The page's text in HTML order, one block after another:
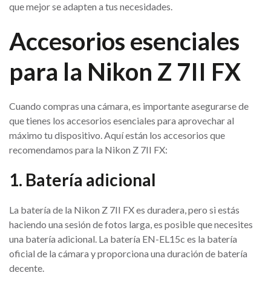
que mejor se adapten a tus necesidades.
Accesorios esenciales
para la Nikon Z 7II FX
Cuando compras una cámara, es importante asegurarse de
que tienes los accesorios esenciales para aprovechar al
máximo tu dispositivo. Aquí están los accesorios que
recomendamos para la Nikon Z 7II FX:
1. Batería adicional
La batería de la Nikon Z 7II FX es duradera, pero si estás
haciendo una sesión de fotos larga, es posible que necesites
una batería adicional. La batería EN-EL15c es la batería
oficial de la cámara y proporciona una duración de batería
decente.